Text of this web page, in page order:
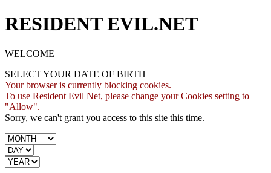
RESIDENT EVIL.NET
WELCOME
SELECT YOUR DATE OF BIRTH
Your browser is currently blocking cookies.
To use Resident Evil Net, please change your Cookies setting to
"Allow".
Sorry, we can't grant you access to this site this time.